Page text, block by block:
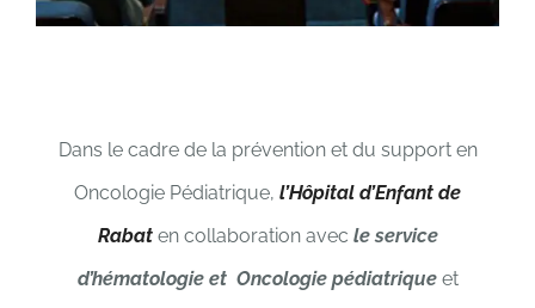
Dans le cadre de la prévention et du support en
Oncologie Pédiatrique, l’Hôpital d’Enfant de
Rabaten collaboration avec le service
d’hématologie et Oncologie pédiatriqueet